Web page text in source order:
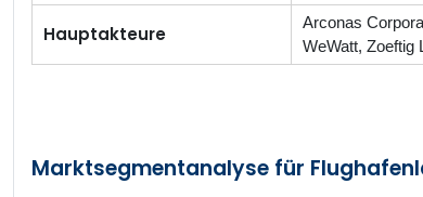
Hauptakteure
Arconas
WeWatt, Zoeftig
Marktsegmentanalyse für